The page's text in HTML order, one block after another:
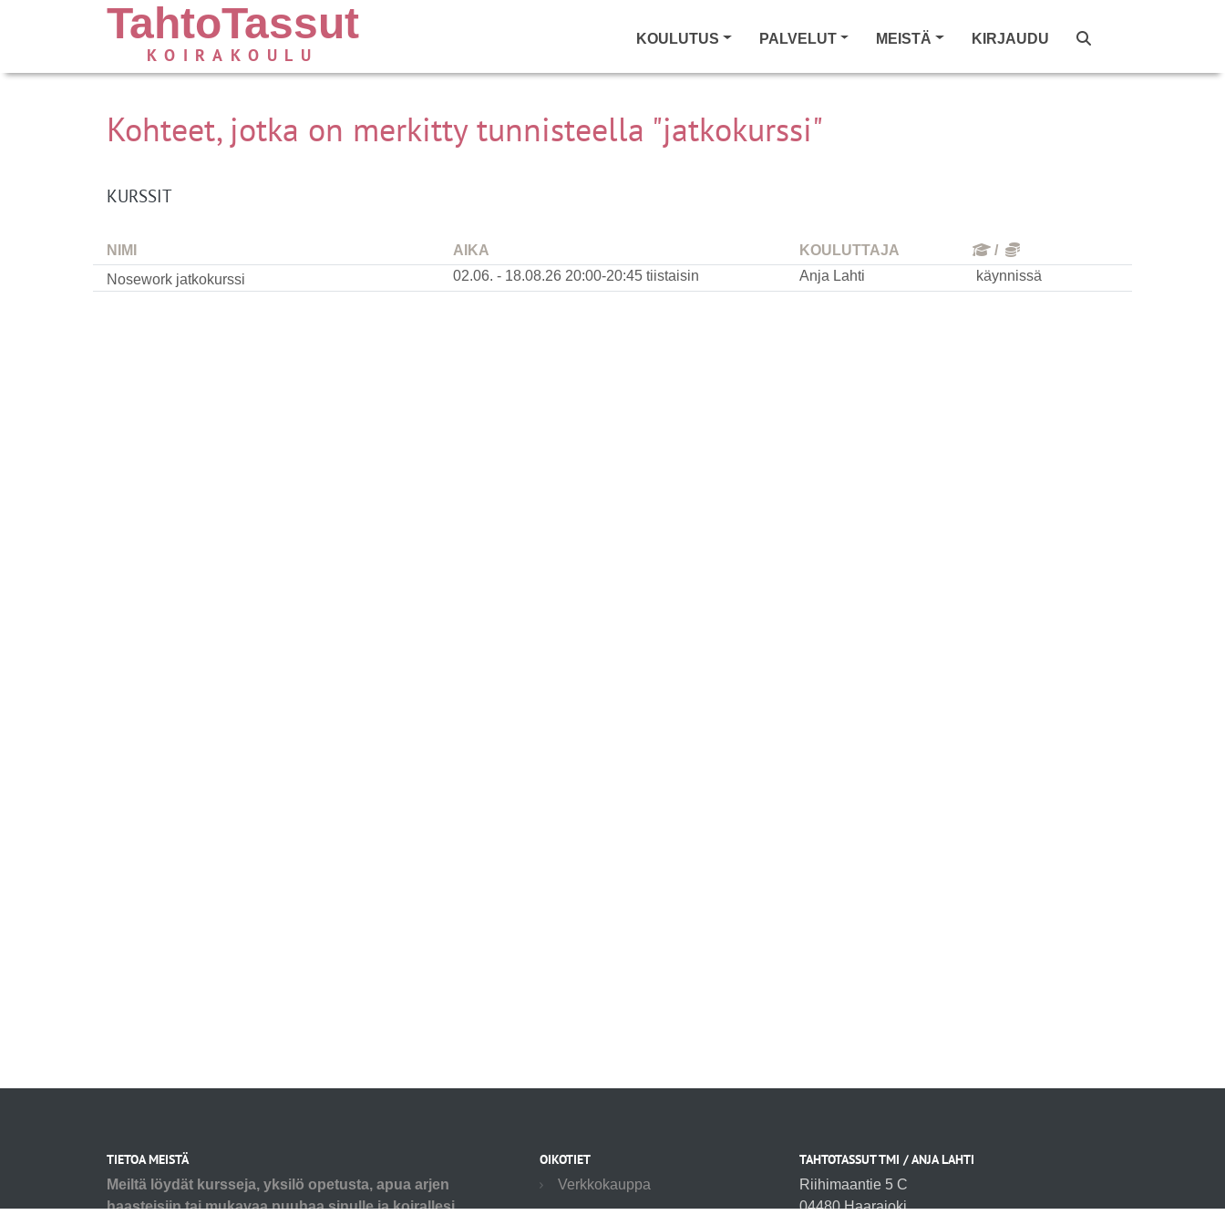
TahtoTassut
KOIRAKOULU
KOULUTUS PALVELUT MEISTÄ KIRJAUDU
Kohteet, jotka on merkitty tunnisteella "jatkokurssi"
KURSSIT
NIMI AIKA KOULUTTAJA
/
Nosework jatkokurssi
02.06. - 18.08.26 20:00-20:45 tiistaisin Anja Lahti käynnissä
TIETOA MEISTÄ
Meiltä löydät kursseja, yksilö opetusta, apua arjen
haasteisiin tai mukavaa puuhaa sinulle ja koirallesi.
OIKOTIET
Verkkokauppa
TAHTOTASSUT TMI / ANJA LAHTI
Riihimaantie 5 C
04480 Haarajoki